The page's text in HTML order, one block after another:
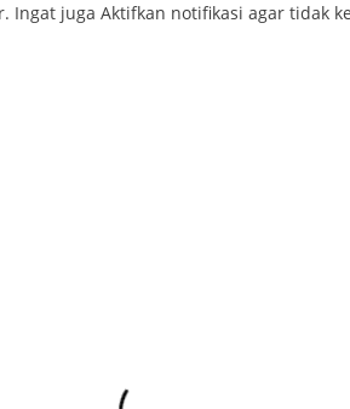
Ingat juga Aktifkan notifikasi agar tidak